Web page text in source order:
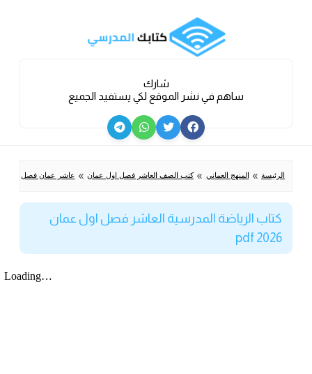
شارك
ساهم في نشر الموقع لكي يستفيد الجميع
الرئيسة » المنهج العماني » كتب الصف العاشر فصل اول عمان » عاشر عمان فصل اول
كتاب الرياضة المدرسية العاشر فصل اول عمان
2026 pdf